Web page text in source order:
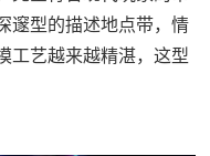
邃型的描述地点带，情
工艺越来越精湛，这型